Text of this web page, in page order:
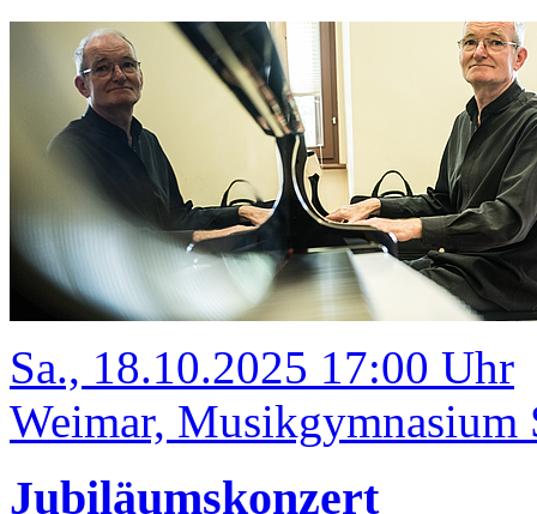
Sa., 18.10.2025 17:00 Uhr
Weimar, Musikgymnasium
Jubiläumskonzert